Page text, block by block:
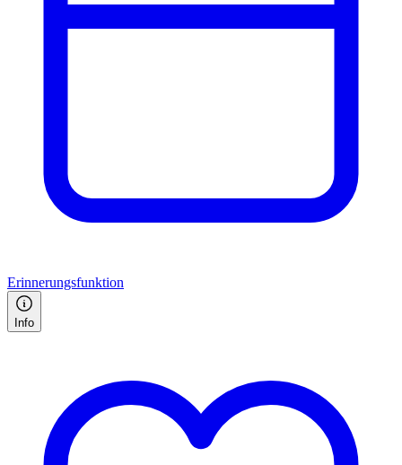
Erinnerungsfunktion
Info